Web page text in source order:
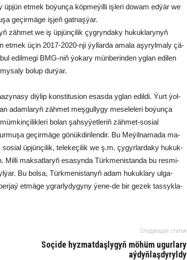
et­mek bo­ýun­ça köp­me­ýil­li işleri do­wam ed­ýär we
ge­çir­mä­ge iş­jeň gat­naş­ýar.
zäh­met we iş üp­jün­çi­lik çyg­ryn­da­ky hu­kuk­la­ry­nyň
et­mek üçin 2017-2020-nji ýyl­lar­da ama­la aşy­ryl­ma­ly çä­
edil­me­gi BMG-niň ýo­ka­ry mün­be­rin­den yg­lan edi­len
bo­lup dur­ýar.
di­ýlip kons­ti­tu­si­on esas­da yg­lan edil­di. Ýurt ýol­
adam­la­ryň zäh­met meş­gul­ly­gy me­se­le­le­ri bo­ýun­ça
bo­lan şah­sy­ýet­le­riň zäh­met-so­si­al
ge­çir­mä­ge gö­nük­di­ri­len­dir. Bu Me­ýil­na­ma­da ma­
üp­jün­çi­lik, te­le­ke­çi­lik we ş.m. çy­gyr­lar­da­ky hu­kuk­
Mil­li mak­sat­la­ryň esa­syn­da Türk­me­nis­tan­da bu res­mi­
Bu bolsa, Türk­me­nis­tanyň adam hu­kuk­la­ry ul­ga­
et­mä­ge yg­rar­ly­dy­gy­ny ýe­ne-de bir ge­zek tas­syk­la­
Следующая статья
Soçide hyzmatdaşlygyň möhüm ugurlary
aýdyňlaşdyryldy